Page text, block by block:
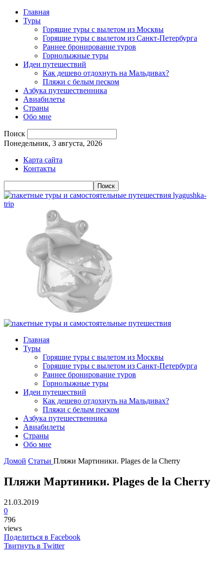
Главная
Туры
Горящие туры с вылетом из Москвы
Горящие туры с вылетом из Санкт-Петербурга
Раннее бронирование туров
Горнолыжные туры
Идеи путешествий
Как дешево отдохнуть на Мальдивах?
Пляжи с белым песком
Азбука путешественника
Авиабилеты
Страны
Обо мне
Поиск
Понедельник, 3 августа, 2026
Карта сайта
Контакты
lyagushka-
trip
Главная
Туры
Горящие туры с вылетом из Москвы
Горящие туры с вылетом из Санкт-Петербурга
Раннее бронирование туров
Горнолыжные туры
Идеи путешествий
Как дешево отдохнуть на Мальдивах?
Пляжи с белым песком
Азбука путешественника
Авиабилеты
Страны
Обо мне
Домой Статьи Пляжи Мартиники. Plages de la Cherry
Пляжи Мартиники. Plages de la Cherry
21.03.2019
0
796
views
Поделиться в Facebook
Твитнуть в Twitter